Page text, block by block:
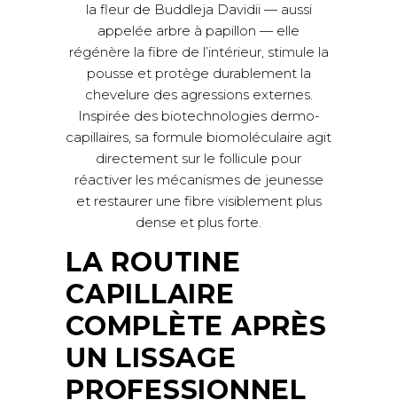
la fleur de Buddleja Davidii — aussi
appelée arbre à papillon — elle
régénère la fibre de l’intérieur, stimule la
pousse et protège durablement la
chevelure des agressions externes.
Inspirée des biotechnologies dermo-
capillaires, sa formule biomoléculaire agit
directement sur le follicule pour
réactiver les mécanismes de jeunesse
et restaurer une fibre visiblement plus
dense et plus forte.
LA ROUTINE
CAPILLAIRE
COMPLÈTE APRÈS
UN LISSAGE
PROFESSIONNEL